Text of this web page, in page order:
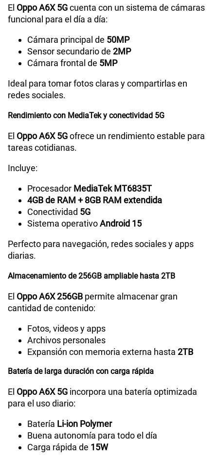
Tipo de Batería
Capacidad Memoria Interna 256GB
Reconocimiento Facial
Lector de Huella
Modelo
Dimensión 166.60x78.51x8.61mm
Carga rápida
El Oppo A6X 5Gcuenta con un sistema de cámaras
funcional para el día a día:
Cámara principal de 50MP
Sensor secundario de 2MP
Cámara frontal de 5MP
Ideal para tomar fotos claras y compartirlas en
redes sociales.
Rendimiento con MediaTek y conectividad 5G
El Oppo A6X 5Gofrece un rendimiento estable para
tareas cotidianas.
Incluye:
Procesador MediaTek MT6835T
4GB de RAM + 8GB RAM extendida
Conectividad 5G
Sistema operativoAndroid 15
Perfecto para navegación, redes sociales y apps
diarias.
Almacenamiento de 256GB ampliable hasta 2TB
El Oppo A6X 256GB permite almacenar gran
cantidad de contenido:
Fotos, videos y apps
Archivos personales
Expansión con memoria externa hasta 2TB
Batería de larga duración con carga rápida
El Oppo A6X 5G incorpora una batería optimizada
para el uso diario:
Batería Li-ion Polymer
Buena autonomía para todo el día
Carga rápida de 15W